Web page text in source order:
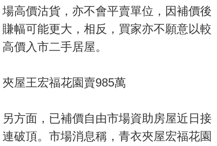
場高價沽貨，亦不會平賣單位，因補價後
賺幅可能更大，相反，買家亦不願意以較
高價入市二手居屋。
夾屋王宏福花園賣985萬
另方面，已補價自由市場資助房屋近日接
連破頂。市場消息稱，青衣夾屋宏福花園